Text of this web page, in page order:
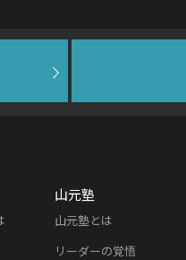
山元塾
山元塾とは
リーダーの覚悟